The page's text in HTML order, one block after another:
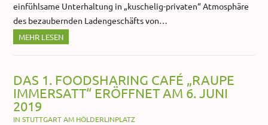
einfühlsame Unterhaltung in „kuschelig-privaten“ Atmosphäre
des bezaubernden Ladengeschäfts von…
MEHR LESEN
DAS 1. FOODSHARING CAFÉ „RAUPE
IMMERSATT“ ERÖFFNET AM 6. JUNI
2019
IN STUTTGART AM HÖLDERLINPLATZ